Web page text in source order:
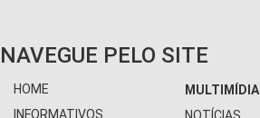
NAVEGUE PELO SITE
HOME
INFORMATIVOS
MULTIMÍDIA